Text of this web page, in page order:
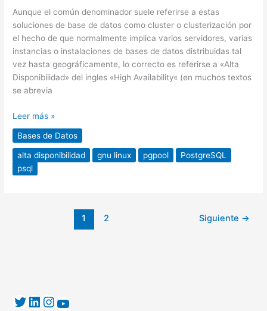
Aunque el común denominador suele referirse a estas
soluciones de base de datos como cluster o clusterización por
el hecho de que normalmente implica varios servidores, varias
instancias o instalaciones de bases de datos distribuidas tal
vez hasta geográficamente, lo correcto es referirse a «Alta
Disponibilidad» del ingles «High Availability« (en muchos textos
se abrevia
Leer más »
Bases de Datos
alta disponibilidad gnu linux pgpool
PostgreSQL
psql
1 2 Siguiente →